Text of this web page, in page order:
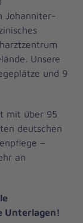
Johanniter-
Unsere
und 9
mit über 95
deutschen
–
an
Unterlagen!